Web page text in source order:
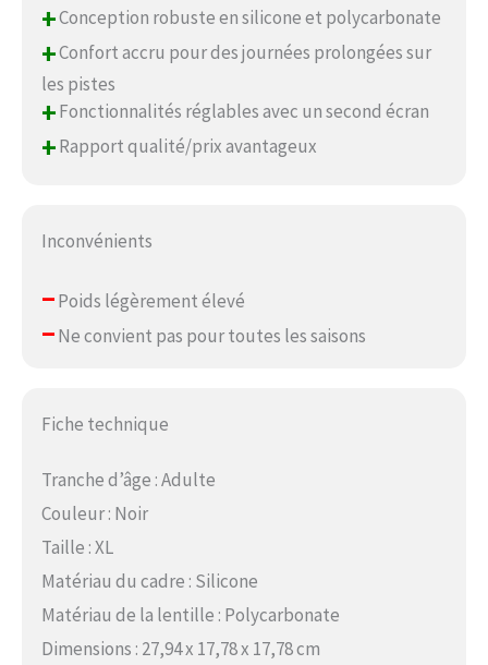
+Conception robuste en silicone et polycarbonate
+Confort accru pour des journées prolongées sur
les pistes
+Fonctionnalités réglables avec un second écran
+Rapport qualité/prix avantageux
Inconvénients
–Poids légèrement élevé
–Ne convient pas pour toutes les saisons
Fiche technique
Tranche d’âge : Adulte
Couleur : Noir
Taille : XL
Matériau du cadre : Silicone
Matériau de la lentille : Polycarbonate
Dimensions : 27,94 x 17,78 x 17,78 cm